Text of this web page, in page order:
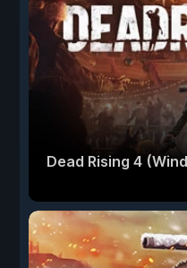
Dead Rising 4